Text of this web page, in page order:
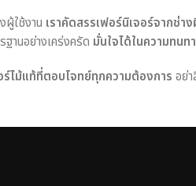
ผู้ใช้งาน เราคัดสรรเฟอร์นิเจอร์จากช่า
านอย่างเคร่งครัด มั่นใจได้ในความทนท
ร์ไม้แท้ที่ตอบโจทย์ทุกความต้องการ อย่